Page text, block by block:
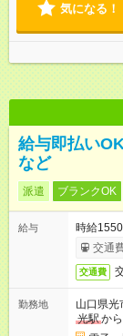
気になる！
給与即払い
など
派遣 ブランクOK
給与
時給
交通
交通費
勤務地
山口県光
光駅か